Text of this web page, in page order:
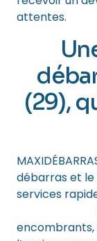
attentes.
(29),
débarras et le
services